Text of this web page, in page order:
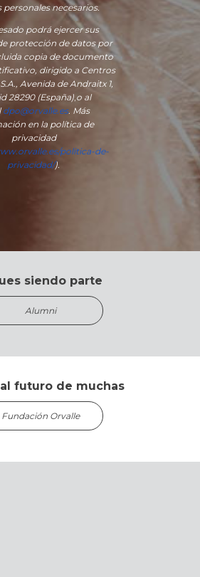
personales necesarios.
podrá ejercer sus
protección de datos por
copia de documento
dirigido a Centros
Avenida de Andraitx 1,
28290 (España), o al
dpo@orvalle.es. Más
en la política de
privacidad
politica-de-
privacidad/).
siendo parte
Alumni
futuro de muchas
Fundación Orvalle